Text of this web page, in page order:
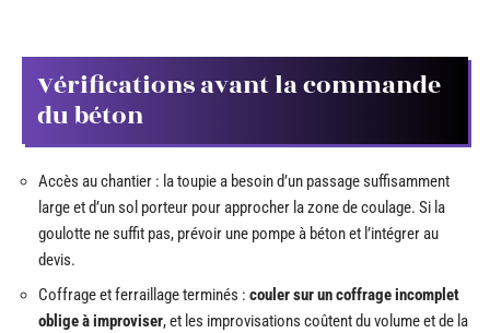
Vérifications avant la commande
du béton
Accès au chantier : la toupie a besoin d’un passage suffisamment
large et d’un sol porteur pour approcher la zone de coulage. Si la
goulotte ne suffit pas, prévoir une pompe à béton et l’intégrer au
devis.
Coffrage et ferraillage terminés : couler sur un coffrage incomplet
oblige à improviser, et les improvisations coûtent du volume et de la